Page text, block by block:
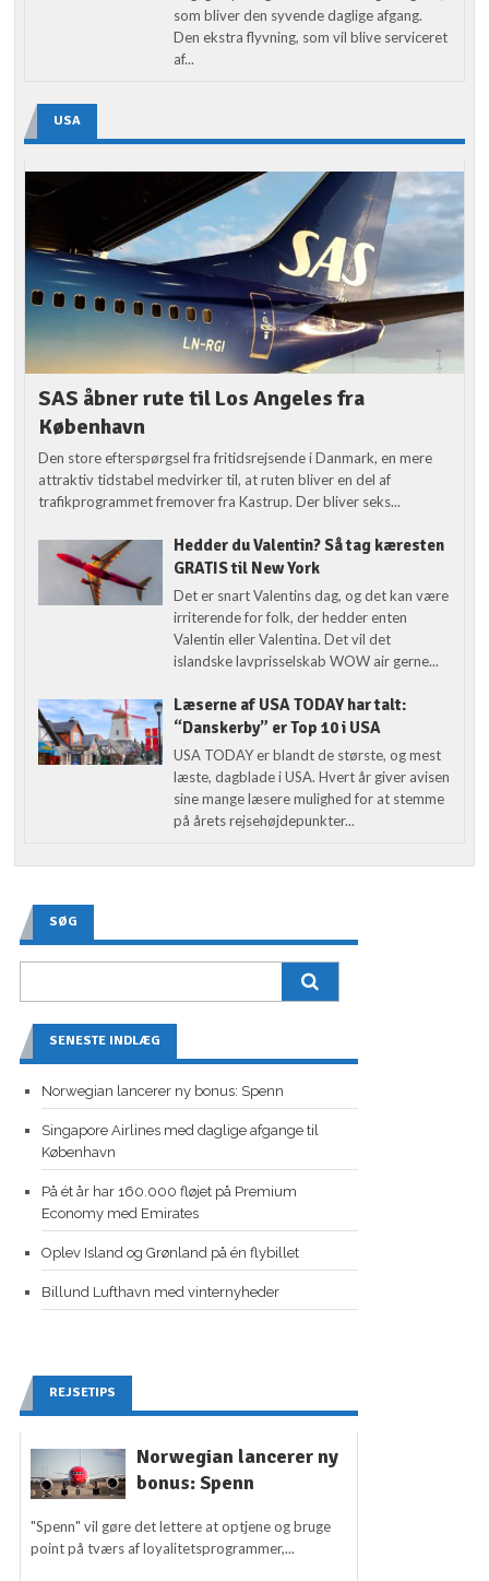
som bliver den syvende daglige afgang.
Den ekstra flyvning, som vil blive serviceret
af...
USA
SAS åbner rute til Los Angeles fra
København
Den store efterspørgsel fra fritidsrejsende i Danmark, en mere
attraktiv tidstabel medvirker til, at ruten bliver en del af
trafikprogrammet fremover fra Kastrup. Der bliver seks...
Hedder du Valentin? Så tag kæresten
GRATIS til New York
Det er snart Valentins dag, og det kan være
irriterende for folk, der hedder enten
Valentin eller Valentina. Det vil det
islandske lavprisselskab WOW air gerne...
Læserne af USA TODAY har talt:
“Danskerby” er Top 10 i USA
USA TODAY er blandt de største, og mest
læste, dagblade i USA. Hvert år giver avisen
sine mange læsere mulighed for at stemme
på årets rejsehøjdepunkter...
SØG
SENESTE INDLÆG
Norwegian lancerer ny bonus: Spenn
Singapore Airlines med daglige afgange til
København
På ét år har 160.000 fløjet på Premium
Economy med Emirates
Oplev Island og Grønland på én flybillet
Billund Lufthavn med vinternyheder
REJSETIPS
Norwegian lancerer ny
bonus: Spenn
"Spenn" vil gøre det lettere at optjene og bruge
point på tværs af loyalitetsprogrammer,...